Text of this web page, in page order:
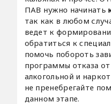
ПАВ нужно начинать
так как в любом
ведет к
обратиться к
помочь побороть
программы отказа от
алкогольной и
не пренебрегайте
данном этапе.